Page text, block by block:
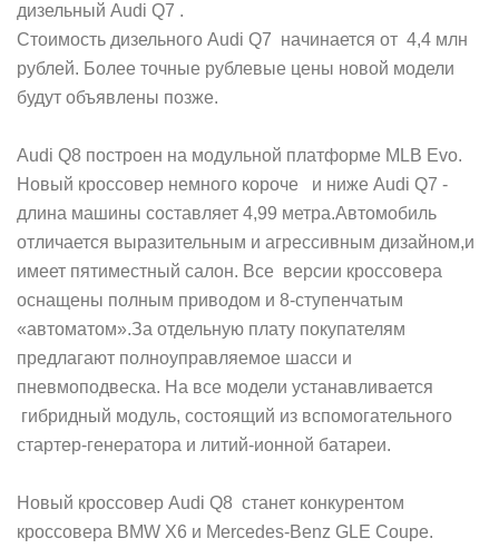
дизельный Audi Q7 .
Стоимость дизельного Audi Q7 начинается от 4,4 млн
рублей. Более точные рублевые цены новой модели
будут объявлены позже.
Audi Q8 построен на модульной платформе MLB Evo.
Новый кроссовер немного короче и ниже Audi Q7 -
длина машины составляет 4,99 метра.Автомобиль
отличается выразительным и агрессивным дизайном,и
имеет пятиместный салон. Все версии кроссовера
оснащены полным приводом и 8-ступенчатым
«автоматом».За отдельную плату покупателям
предлагают полноуправляемое шасси и
пневмоподвеска. На все модели устанавливается
гибридный модуль, состоящий из вспомогательного
стартер-генератора и литий-ионной батареи.
Новый кроссовер Audi Q8 станет конкурентом
кроссовера BMW X6 и Mercedes-Benz GLE Coupe.